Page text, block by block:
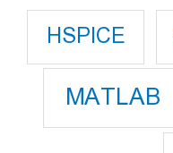
HSPICE
MATLAB